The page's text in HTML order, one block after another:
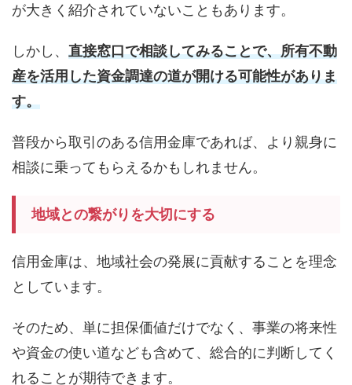
が大きく紹介されていないこともあります。
しかし、 直接窓口で相談してみることで、所有不動
産を活用した資金調達の道が開ける可能性がありま
す。
普段から取引のある信用金庫であれば、より親身に
相談に乗ってもらえるかもしれません。
地域との繋がりを大切にする
信用金庫は、地域社会の発展に貢献することを理念
としています。
そのため、単に担保価値だけでなく、事業の将来性
や資金の使い道なども含めて、総合的に判断してく
れることが期待できます。